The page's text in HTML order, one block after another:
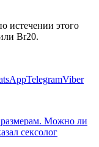
истечении этого
Br20.
TelegramViber
Можно ли
сексолог